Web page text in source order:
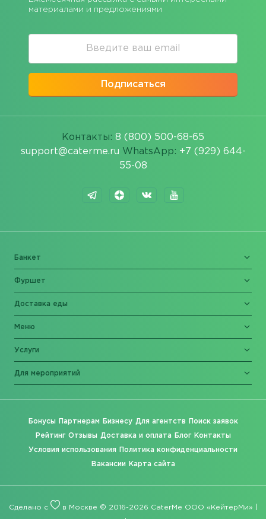
материалами и предложениями
Подписаться
Контакты: 8 (800) 500-68-65
support@caterme.ru WhatsApp: +7 (929) 644-
55-08
Банкет
Фуршет
Доставка еды
Меню
Услуги
Для мероприятий
Бонусы Партнерам Бизнесу Для агентств Поиск заявок
Рейтинг Отзывы Доставка и оплата Блог Контакты
Условия использования Политика конфиденциальности
Вакансии Карта сайта
Сделано с в Москве © 2016-2026 CaterMe ООО «КейтерМи» |